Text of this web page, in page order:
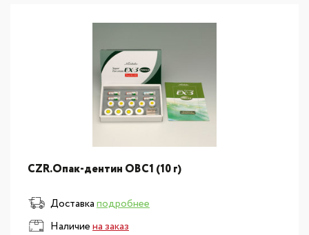
CZR.Опак-дентин ОВC1 (10 г)
Доставкаподробнее
Наличиена заказ